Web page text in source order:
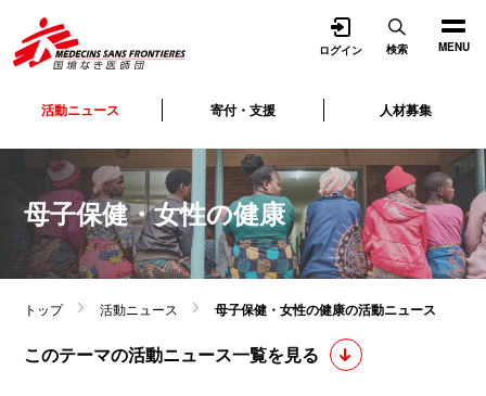
MENU
活動ニュース 寄付・支援 人材募集
ログイン 検索
トップ 活動ニュース 母子保健・女性の健康の活動ニュース
母子保健・女性の健康
このテーマの活動ニュース一覧を見る